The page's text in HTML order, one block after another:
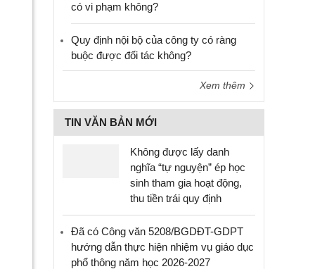
có vi phạm không?
Quy định nội bộ của công ty có ràng
buộc được đối tác không?
Xem thêm
TIN VĂN BẢN MỚI
Không được lấy danh
nghĩa “tự nguyện” ép học
sinh tham gia hoạt động,
thu tiền trái quy định
Đã có Công văn 5208/BGDĐT-GDPT
hướng dẫn thực hiện nhiệm vụ giáo dục
phổ thông năm học 2026-2027